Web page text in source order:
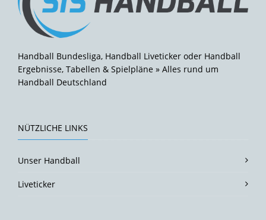
Handball Bundesliga, Handball Liveticker oder Handball
Ergebnisse, Tabellen & Spielpläne » Alles rund um
Handball Deutschland
NÜTZLICHE LINKS
Unser Handball
Liveticker